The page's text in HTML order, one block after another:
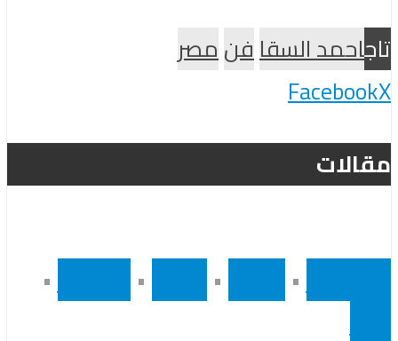
تاجاحمد السقافنمصر
FacebookX
مقالات
•
•
•
•